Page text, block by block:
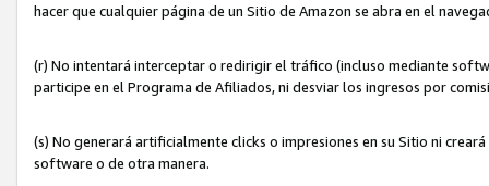
hacer que cualquier página de un Sitio de Amazon se abra en el
(r) No intentará interceptar o redirigir el tráfico (incluso mediante
participe en el Programa de Afiliados, ni desviar los ingresos por
(s) No generará artificialmente clicks o impresiones en su Sitio ni
software o de otra manera.